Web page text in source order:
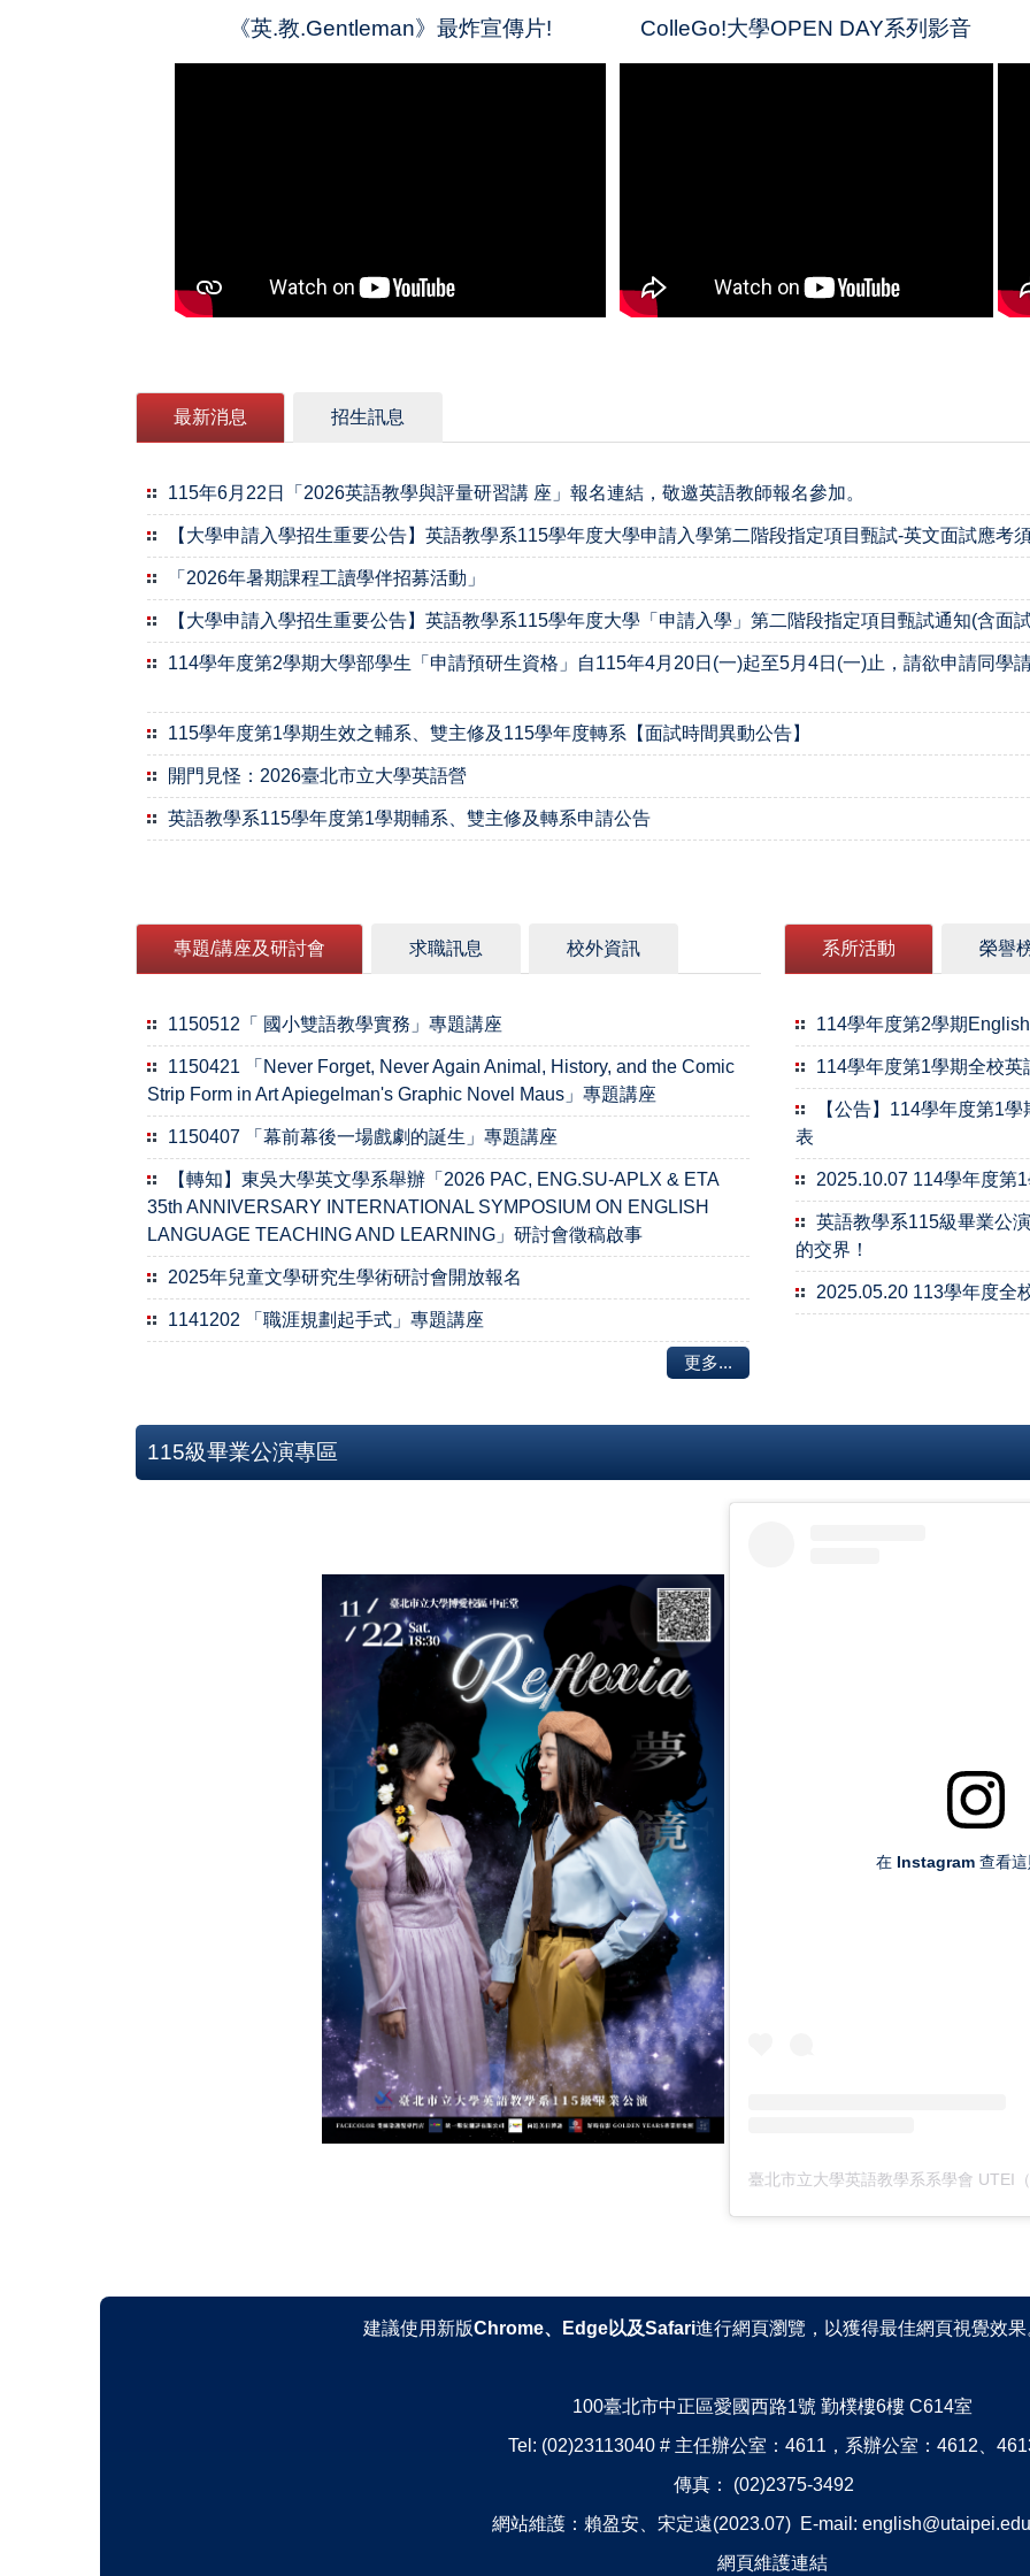
《英.教.Gentleman》最炸宣傳片! ColleGo!大學OPEN DAY系列影音
最新消息 招生訊息
115年6月22日「2026英語教學與評量研習講 座」報名連結，敬邀英語教師報名參加。
【大學申請入學招生重要公告】英語教學系115學年度大學申請入學第二階段指定項目甄試-英文面試應考
「2026年暑期課程工讀學伴招募活動」
【大學申請入學招生重要公告】英語教學系115學年度大學「申請入學」第二階段指定項目甄試通知(含面
114學年度第2學期大學部學生「申請預研生資格」自115年4月20日(一)起至5月4日(一)止，請欲申請同學
115學年度第1學期生效之輔系、雙主修及115學年度轉系【面試時間異動公告】
開門見怪：2026臺北市立大學英語營
英語教學系115學年度第1學期輔系、雙主修及轉系申請公告
專題/講座及研討會 求職訊息 校外資訊
1150512「 國小雙語教學實務」專題講座
1150421 「Never Forget, Never Again Animal, History, and the Comic
Strip Form in Art Apiegelman's Graphic Novel Maus」專題講座
1150407 「幕前幕後一場戲劇的誕生」專題講座
【轉知】東吳大學英文學系舉辦「2026 PAC, ENG.SU-APLX & ETA
35th ANNIVERSARY INTERNATIONAL SYMPOSIUM ON ENGLISH
LANGUAGE TEACHING AND LEARNING」研討會徵稿啟事
2025年兒童文學研究生學術研討會開放報名
1141202 「職涯規劃起手式」專題講座
更多...
系所活動 榮譽
114學年度第2學期
114學年度第1學期全校
【公告】114學年度第1
表
2025.10.07 114學年度第
英語教學系115級畢業公
的交界！
2025.05.20 113學年度全
115級畢業公演專區
在 Instagram 查看這
臺北市立大學英語教學系系學會 UTEI
建議使用新版Chrome、Edge以及Safari進行網頁瀏覽，以獲得最佳網頁視覺效果
100臺北市中正區愛國西路1號 勤樸樓6樓 C614室
Tel: (02)23113040 # 主任辦公室：4611，系辦公室：4612、
傳真： (02)2375-3492
網站維護：賴盈安、宋定遠(2023.07) E-mail:
網頁維護連結